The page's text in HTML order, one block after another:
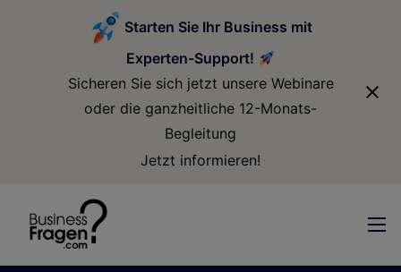
Starten Sie Ihr Business mit
Experten-Support!
Sicheren Sie sich jetzt unsere Webinare
oder die ganzheitliche 12-Monats-
Begleitung
Jetzt informieren!